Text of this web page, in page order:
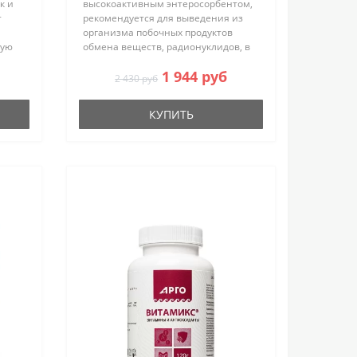
и
высокоактивным энтеросорбентом,
рекомендуется для выведения из
организма побочных продуктов
обмена веществ, радионуклидов, в
тяжелых металлов (свинца, кадмия
и др.), поступающих с загрязнё..
2 430 руб 1 944 руб
КУПИТЬ